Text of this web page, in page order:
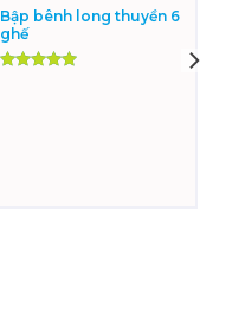
Bập bênh long thuyền 6
ghế